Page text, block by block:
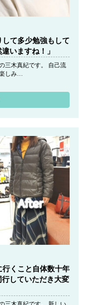
て多少勉強もして
いますね！」
三木真紀です。 自己流
しみ…
くこと自体数十年
していただき大変